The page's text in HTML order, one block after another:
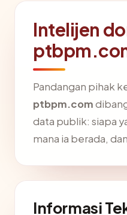
Intelijen
Pandangan pihak
ptbpm.com
data publik: siapa
mana ia berada,
Informasi